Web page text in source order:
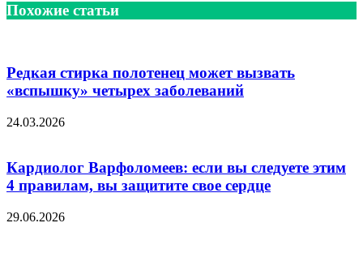
Похожие статьи
Редкая стирка полотенец может вызвать
«вспышку» четырех заболеваний
24.03.2026
Кардиолог Варфоломеев: если вы следуете этим
4 правилам, вы защитите свое сердце
29.06.2026